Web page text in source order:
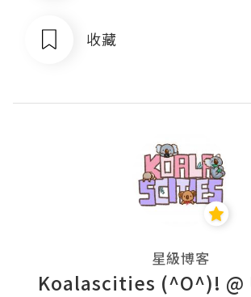
收藏
星級博客
Koalascities (^O^)! @